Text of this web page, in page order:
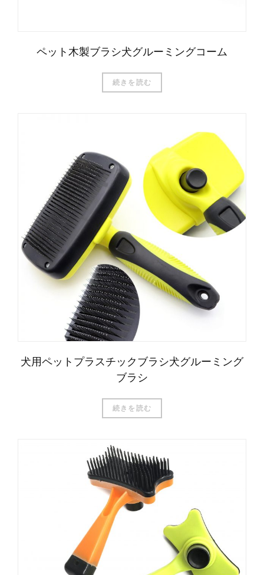
ペット木製ブラシ犬グルーミングコーム
続きを読む
犬用ペットプラスチックブラシ犬グルーミング
ブラシ
続きを読む